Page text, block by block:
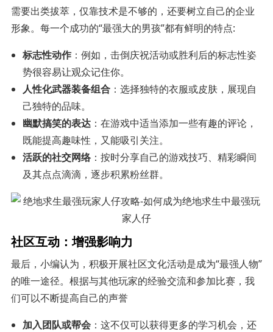
需要出类拔萃，仅靠技术是不够的，还要树立自己的企业
形象。每一个成功的“最强大的男孩”都有鲜明的特点:
标志性动作 ：例如，击倒庆祝活动或胜利后的标志性姿
势很容易让观众记住你。
人性化武器装备组合 ：选择独特的衣服或皮肤，展现自
己独特的品味。
幽默搞笑的表达 ：在游戏中适当添加一些有趣的评论，
既能提高趣味性，又能吸引关注。
活跃的社交网络：按时分享自己的游戏技巧、精彩瞬间
及其点点滴滴，逐步积累粉丝群。
社区互动：增强影响力
最后，小编认为，积极开展社区文化活动是成为“最强人物”
的唯一途径。根据与其他玩家的经验交流和参加比赛，我
们可以不断提高自己的声誉
加入团队或帮会 ：这不仅可以获得更多的学习机会，还